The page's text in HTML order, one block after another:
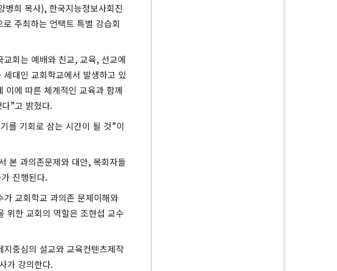
병희 목사), 한국지능정보사회진
로 주최하는 언택트 특별 강습회
교회는 예배와 친교, 교육, 선교에
대인 교회학교에서 발생하고 있
이에 따른 체계적인 교육과 함께
”고 밝혔다.
를 기회로 삼는 시간이 될 것”이
본 과의존문제와 대안, 목회자들
진행된다.
교회학교 과의존 문제이해와
위한 교회의 역할은 조현섭 교수
지중심의 설교와 교육컨텐츠제작
가 강의한다.